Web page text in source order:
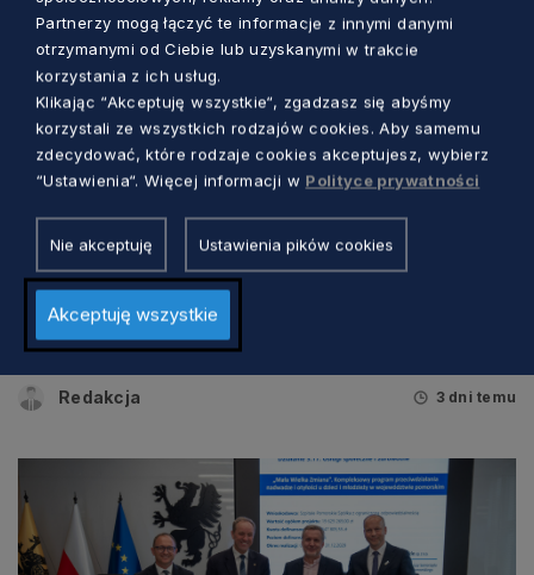
ZDROWIE
W Słupsku jeszcze większy komfort
pacjentów kardiologicznych i
onkologicznych
Redakcja 3 dni temu
Partnerzy mogą łączyć te informacje z innymi danymi
otrzymanymi od Ciebie lub uzyskanymi w trakcie
korzystania z ich usług.
Klikając “Akceptuję wszystkie“, zgadzasz się abyśmy
korzystali ze wszystkich rodzajów cookies. Aby samemu
zdecydować, które rodzaje cookies akceptujesz, wybierz
“Ustawienia“. Więcej informacji w Polityce prywatności
Nie akceptuję Ustawienia pików cookies
Akceptuję wszystkie